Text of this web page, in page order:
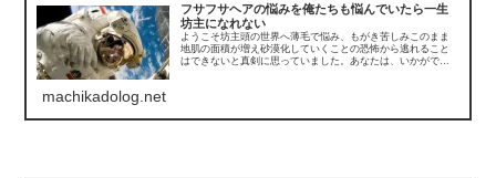
フサフサヘアの悩みを俺たちも悩んでいたら一生
坊主になれない
ようこそ坊主頭の世界へ薄毛で悩み、もがき苦しみこのまま
地肌の面積が増え砂漠化していくことの恐怖から逃れること
はできないと真剣に思っていました。あなたは、いかがです
machikadolog.net